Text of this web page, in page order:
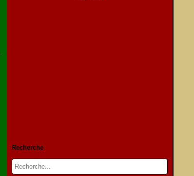
Recherche